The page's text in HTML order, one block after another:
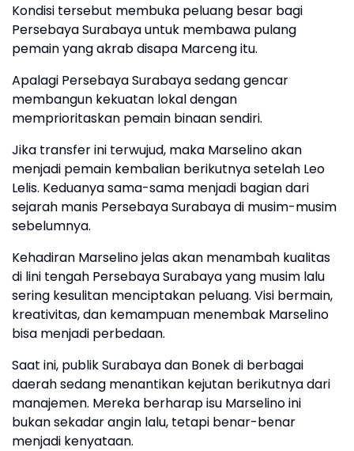
Kondisi tersebut membuka peluang besar bagi
Persebaya Surabaya untuk membawa pulang
pemain yang akrab disapa Marceng itu.
Apalagi Persebaya Surabaya sedang gencar
membangun kekuatan lokal dengan
memprioritaskan pemain binaan sendiri.
Jika transfer ini terwujud, maka Marselino akan
menjadi pemain kembalian berikutnya setelah Leo
Lelis. Keduanya sama-sama menjadi bagian dari
sejarah manis Persebaya Surabaya di musim-musim
sebelumnya.
Kehadiran Marselino jelas akan menambah kualitas
di lini tengah Persebaya Surabaya yang musim lalu
sering kesulitan menciptakan peluang. Visi bermain,
kreativitas, dan kemampuan menembak Marselino
bisa menjadi perbedaan.
Saat ini, publik Surabaya dan Bonek di berbagai
daerah sedang menantikan kejutan berikutnya dari
manajemen. Mereka berharap isu Marselino ini
bukan sekadar angin lalu, tetapi benar-benar
menjadi kenyataan.